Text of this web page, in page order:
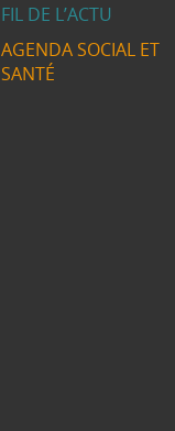
FIL DE L’ACTU
AGENDA SOCIAL ET
SANTÉ